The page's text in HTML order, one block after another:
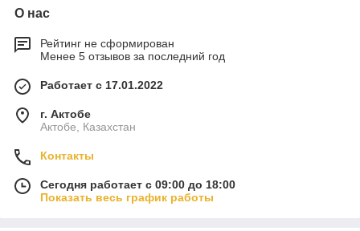
О нас
Рейтинг не сформирован
Менее 5 отзывов за последний год
Работает с 17.01.2022
г. Актобе
Актобе, Казахстан
Контакты
Сегодня работает с 09:00 до 18:00
Показать весь график работы